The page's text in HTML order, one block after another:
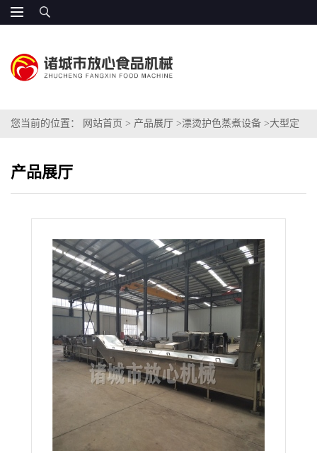
您当前的位置： 网站首页 > 产品展厅 >漂烫护色蒸煮设备 >大型定
产品展厅